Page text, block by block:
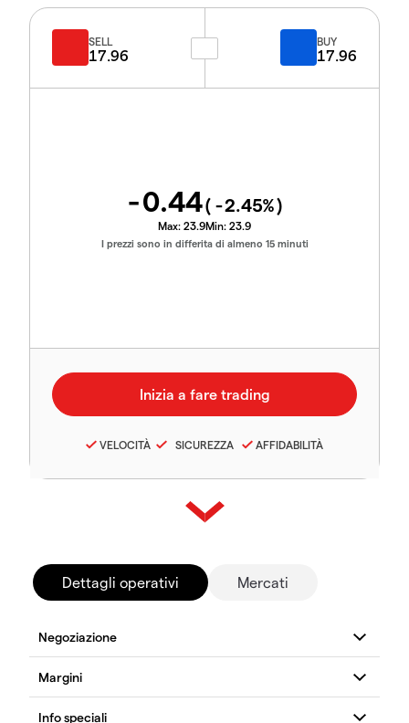
SELL
17.96
BUY
17.96
-0.44( -2.45%)
Max: 23.9Min: 23.9
I prezzi sono in differita di almeno 15 minuti
VELOCITÀ SICUREZZA AFFIDABILITÀ
Dettagli operativi Mercati